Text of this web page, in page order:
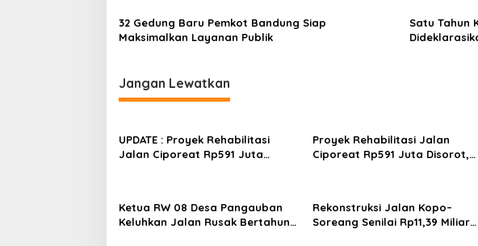
32 Gedung Baru Pemkot Bandung Siap
Maksimalkan Layanan Publik
Satu Tahun
Jangan Lewatkan
UPDATE : Proyek Rehabilitasi
Jalan Ciporeat Rp591 Juta
Proyek Rehabilitasi Jalan
Ciporeat Rp591 Juta Disorot,
Ketua RW 08 Desa Pangauban
Keluhkan Jalan Rusak Bertahun-
Rekonstruksi Jalan Kopo–
Soreang Senilai Rp11,39 Miliar